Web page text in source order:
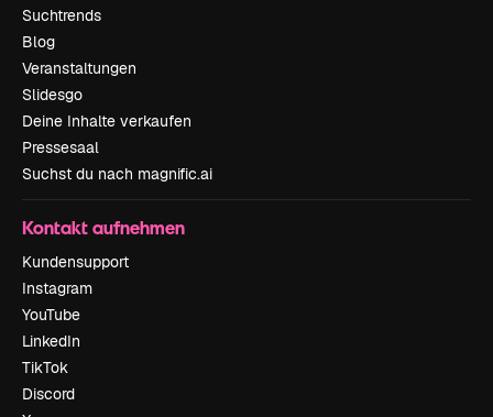
Suchtrends
Blog
Veranstaltungen
Slidesgo
Deine Inhalte verkaufen
Pressesaal
Suchst du nach magnific.ai
Kontakt aufnehmen
Kundensupport
Instagram
YouTube
LinkedIn
TikTok
Discord